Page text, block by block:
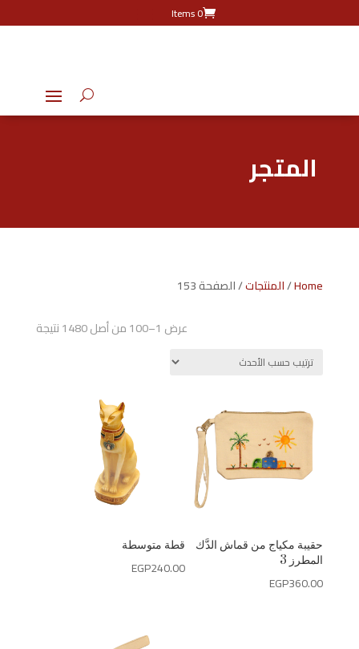
0 Items
المتجر
Home
/المنتجات/ الصفحة 153
عرض 1–100 من أصل 1480 نتيجة
قطة متوسطة
EGP240.00
حقيبة مكياج من قماش الدَّك
المطرز 3
EGP360.00